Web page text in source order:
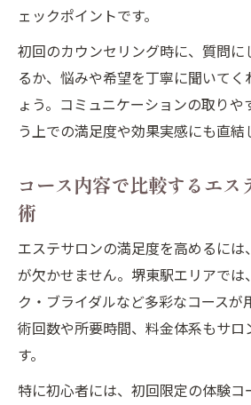
ェックポイントです。
初回のカウンセリング時に、質問に
るか、悩みや希望を丁寧に聞いてく
ょう。コミュニケーションの取り
う上での満足度や効果実感にも直結
コース内容で比較するエス
術
エステサロンの満足度を高めるに
が欠かせません。堺東駅エリアでは
ク・ブライダルなど多彩なコースが
術回数や所要時間、料金体系もサロ
す。
特に初心者には、初回限定の体験コ